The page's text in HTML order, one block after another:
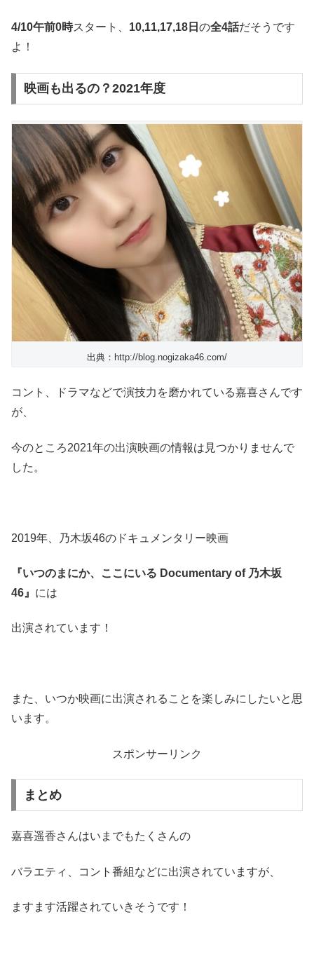
4/10午前0時スタート、 10,11,17,18日 の全4話だそうです
よ！
映画も出るの？2021年度
出典：http://blog.nogizaka46.com/
コント、ドラマなどで演技力を磨かれている嘉喜さんです
が、
今のところ2021年の出演映画の情報は見つかりませんで
した。
2019年、乃木坂46のドキュメンタリー映画
『いつのまにか、ここにいる Documentary of 乃木坂
46』 には
出演されています！
また、いつか映画に出演されることを楽しみにしたいと思
います。
スポンサーリンク
まとめ
嘉喜遥香さんはいまでもたくさんの
バラエティ、コント番組などに出演されていますが、
ますます活躍されていきそうです！